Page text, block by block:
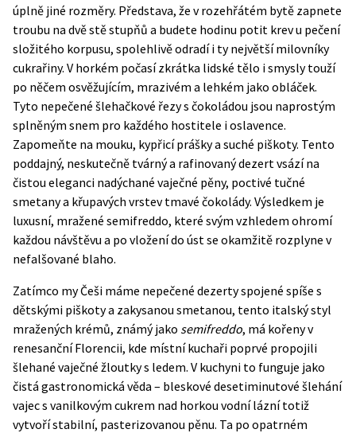
úplně jiné rozměry. Představa, že v rozehřátém bytě zapnete
troubu na dvě stě stupňů a budete hodinu potit krev u pečení
složitého korpusu, spolehlivě odradí i ty největší milovníky
cukrařiny. V horkém počasí zkrátka lidské tělo i smysly touží
po něčem osvěžujícím, mrazivém a lehkém jako obláček.
Tyto nepečené šlehačkové řezy s čokoládou jsou naprostým
splněným snem pro každého hostitele i oslavence.
Zapomeňte na mouku, kypřicí prášky a suché piškoty. Tento
poddajný, neskutečně tvárný a rafinovaný dezert vsází na
čistou eleganci nadýchané vaječné pěny, poctivé tučné
smetany a křupavých vrstev tmavé čokolády. Výsledkem je
luxusní, mražené semifreddo, které svým vzhledem ohromí
každou návštěvu a po vložení do úst se okamžitě rozplyne v
nefalšované blaho.
Zatímco my Češi máme nepečené dezerty spojené spíše s
dětskými piškoty a zakysanou smetanou, tento italský styl
mražených krémů, známý jako semifreddo, má kořeny v
renesanční Florencii, kde místní kuchaři poprvé propojili
šlehané vaječné žloutky s ledem. V kuchyni to funguje jako
čistá gastronomická věda – bleskové desetiminutové šlehání
vajec s vanilkovým cukrem nad horkou vodní lázní totiž
vytvoří stabilní, pasterizovanou pěnu. Ta po opatrném